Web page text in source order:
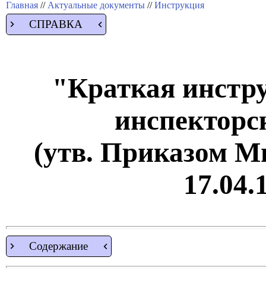
Главная // Актуальные документы //Инструкция
СПРАВКА
"Краткая
(утв. Приказом
Содержание